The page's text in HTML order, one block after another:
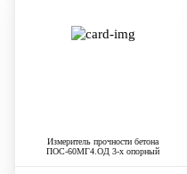
Измеритель прочности бетона
ПОС-60МГ4.ОД 3-х опорный